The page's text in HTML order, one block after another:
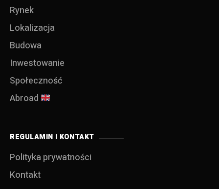
Rynek
Lokalizacja
Budowa
Inwestowanie
Społeczność
Abroad
REGULAMIN I KONTAKT
Polityka prywatności
Kontakt